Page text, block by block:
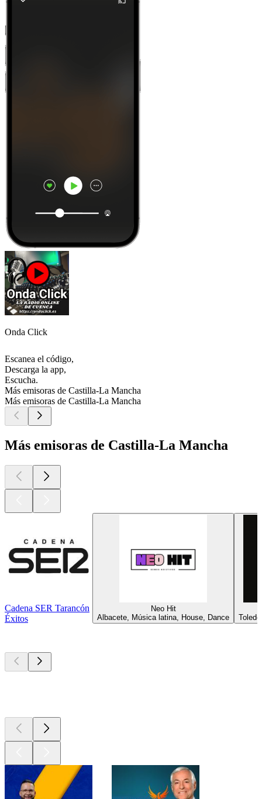
Onda Click
Escanea el código,
Descarga la app,
Escucha.
Más emisoras de Castilla-La Mancha
Más emisoras de Castilla-La Mancha
Más emisoras de Castilla-La Mancha
Cadena SER Tarancón
Éxitos
Neo Hit
Albacete, Música latina, House, Dance